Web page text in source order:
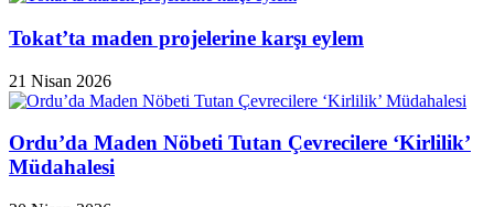
Tokat’ta maden projelerine karşı eylem
21 Nisan 2026
Ordu’da Maden Nöbeti Tutan Çevrecilere ‘Kirlilik’
Müdahalesi